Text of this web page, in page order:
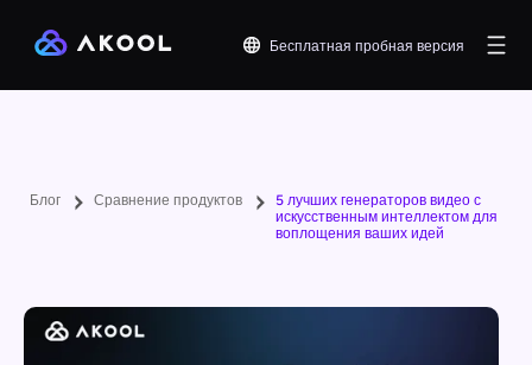
Бесплатная пробная версия
Блог Сравнение продуктов
5 лучших генераторов видео с
искусственным интеллектом для
воплощения ваших идей